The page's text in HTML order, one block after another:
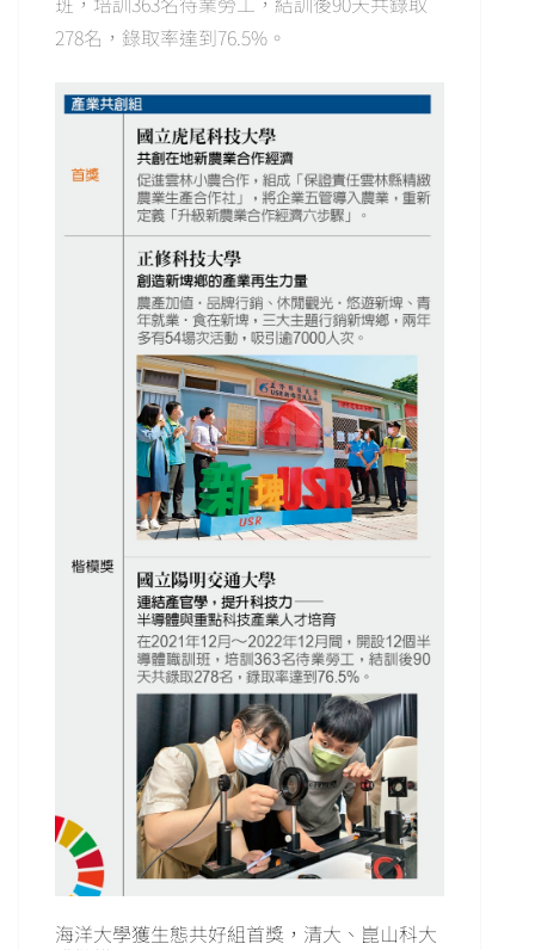
278名，錄取率達到76.5%。
海洋大學獲生態共好組首獎，清大、崑山科大